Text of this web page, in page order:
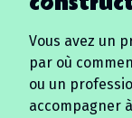
Vous avez un
par où
ou un
accompagner